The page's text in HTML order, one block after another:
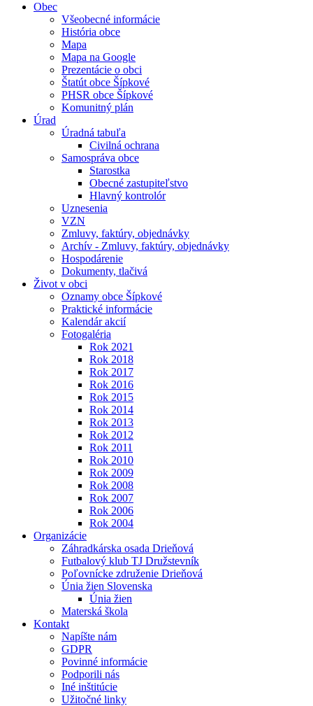
Obec
Všeobecné informácie
História obce
Mapa
Mapa na Google
Prezentácie o obci
Štatút obce Šípkové
PHSR obce Šípkové
Komunitný plán
Úrad
Úradná tabuľa
Civilná ochrana
Samospráva obce
Starostka
Obecné zastupiteľstvo
Hlavný kontrolór
Uznesenia
VZN
Zmluvy, faktúry, objednávky
Archív - Zmluvy, faktúry, objednávky
Hospodárenie
Dokumenty, tlačivá
Život v obci
Oznamy obce Šípkové
Praktické informácie
Kalendár akcií
Fotogaléria
Rok 2021
Rok 2018
Rok 2017
Rok 2016
Rok 2015
Rok 2014
Rok 2013
Rok 2012
Rok 2011
Rok 2010
Rok 2009
Rok 2008
Rok 2007
Rok 2006
Rok 2004
Organizácie
Záhradkárska osada Drieňová
Futbalový klub TJ Družstevník
Poľovnícke združenie Drieňová
Únia žien Slovenska
Únia žien
Materská škola
Kontakt
Napíšte nám
GDPR
Povinné informácie
Podporili nás
Iné inštitúcie
Užitočné linky